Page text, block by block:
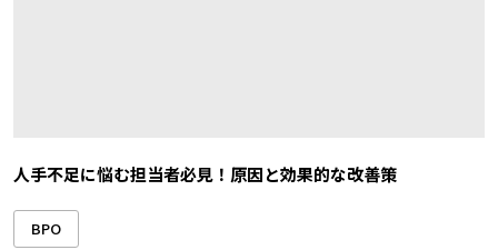
人手不足に悩む担当者必見！原因と効果的な改善策
BPO